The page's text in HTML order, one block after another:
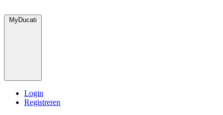
MyDucati
Login
Registreren